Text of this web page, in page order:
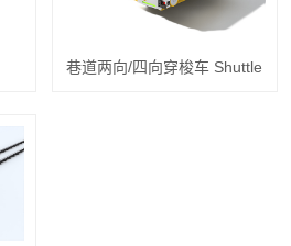
巷道两向/四向穿梭车 Shuttle